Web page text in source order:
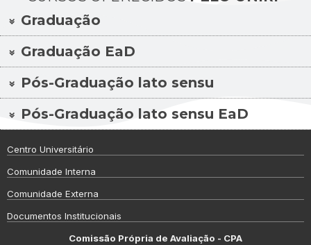
Graduação
Graduação EaD
Pós-Graduação lato sensu
Pós-Graduação lato sensu EaD
Centro Universitário
Comunidade Interna
Comunidade Externa
Documentos Institucionais
Comissão Própria de Avaliação - CPA